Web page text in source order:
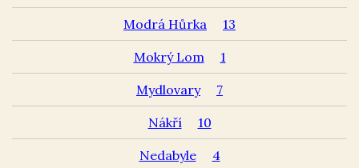
Modrá Hůrka 13
Mokrý Lom 1
Mydlovary 7
Nákří 10
Nedabyle 4